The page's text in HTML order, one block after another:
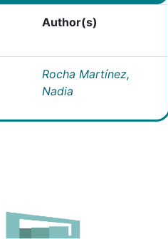
Author(s)
Rocha Martínez,
Nadia